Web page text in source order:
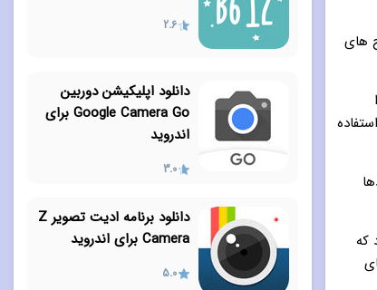
های
که
2.6
دانلود اپلیکیشن دوربین
Google Camera Go برای
اندروید
3.0
دانلود برنامه ادیت تصویر Z
Camera برای اندروید
5.0